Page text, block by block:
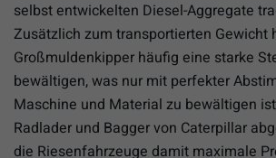
selbst entwickelten Diesel-Aggregate
Zusätzlich zum transportierten Gewicht
Großmuldenkipper häufig eine starke
bewältigen, was nur mit perfekter
Maschine und Material zu bewältigen
Radlader und Bagger von Caterpillar
die Riesenfahrzeuge damit maximale